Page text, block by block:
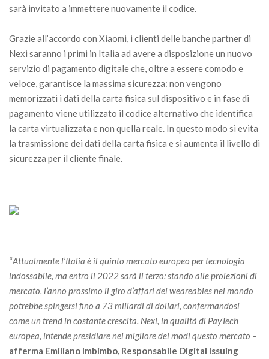
sarà invitato a immettere nuovamente il codice.
Grazie all’accordo con Xiaomi, i clienti delle banche partner di
Nexi saranno i primi in Italia ad avere a disposizione un nuovo
servizio di pagamento digitale che, oltre a essere comodo e
veloce, garantisce la massima sicurezza: non vengono
memorizzati i dati della carta fisica sul dispositivo e in fase di
pagamento viene utilizzato il codice alternativo che identifica
la carta virtualizzata e non quella reale. In questo modo si evita
la trasmissione dei dati della carta fisica e si aumenta il livello di
sicurezza per il cliente finale.
“Attualmente l’Italia è il quinto mercato europeo per tecnologia
indossabile, ma entro il 2022 sarà il terzo: stando alle proiezioni di
mercato, l’anno prossimo il giro d’affari dei weareables nel mondo
potrebbe spingersi fino a 73 miliardi di dollari, confermandosi
come un trend in costante crescita. Nexi, in qualità di PayTech
europea, intende presidiare nel migliore dei modi questo mercato –
afferma Emiliano Imbimbo, Responsabile Digital Issuing